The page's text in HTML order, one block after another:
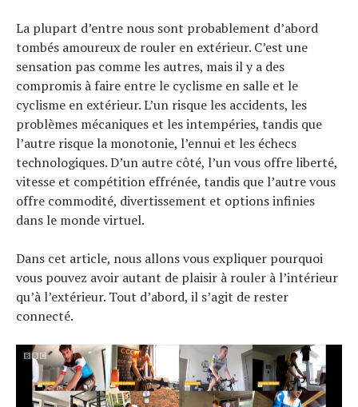
La plupart d’entre nous sont probablement d’abord
tombés amoureux de rouler en extérieur. C’est une
sensation pas comme les autres, mais il y a des
compromis à faire entre le cyclisme en salle et le
cyclisme en extérieur. L’un risque les accidents, les
problèmes mécaniques et les intempéries, tandis que
l’autre risque la monotonie, l’ennui et les échecs
technologiques. D’un autre côté, l’un vous offre liberté,
vitesse et compétition effrénée, tandis que l’autre vous
offre commodité, divertissement et options infinies
dans le monde virtuel.
Dans cet article, nous allons vous expliquer pourquoi
vous pouvez avoir autant de plaisir à rouler à l’intérieur
qu’à l’extérieur. Tout d’abord, il s’agit de rester
connecté.